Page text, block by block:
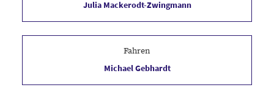
Julia Mackerodt-Zwingmann
Fahren
Michael Gebhardt